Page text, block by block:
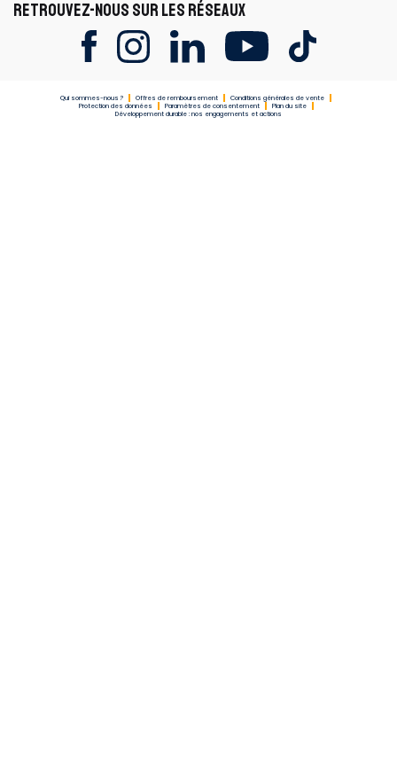
RETROUVEZ-NOUS SUR LES RÉSEAUX
Qui sommes-nous ? Offres de remboursement
Conditions générales de vente
Protection des données
Paramètres de consentement
Plan du site
Développement durable : nos engagements et actions